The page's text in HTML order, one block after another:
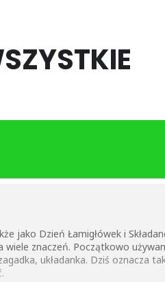
jako Dzień Łamigłówek i
wiele znaczeń. Początkowo
układanka. Dziś oznacza